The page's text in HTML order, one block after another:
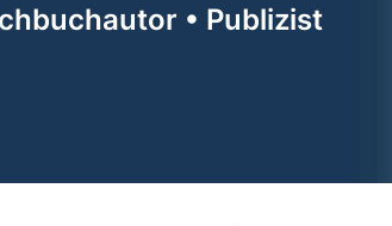
• Publizist